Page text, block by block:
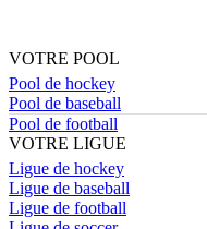
VOTRE POOL
Pool de hockey
Pool de baseball
Pool de football
VOTRE LIGUE
Ligue de hockey
Ligue de baseball
Ligue de football